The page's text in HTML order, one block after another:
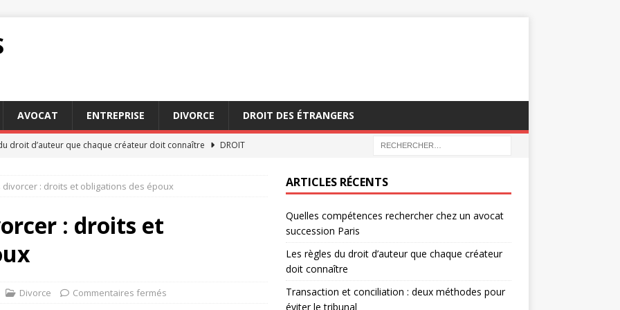
AVOCAT ENTREPRISE DIVORCE DROIT DES ÉTRANGERS
droit d’auteur que chaque créateur doit connaître
DROIT
des Français sans conseiller fiscal particulier
sinistre : conseils pour une déclaration sans stress
: droits et obligations des époux
: droits et
Divorce Commentaires fermés
ARTICLES RÉCENTS
Quelles compétences rechercher chez un avocat
succession Paris
Les règles du droit d’auteur que chaque créateur
doit connaître
Transaction et conciliation : deux méthodes pour
éviter le tribunal